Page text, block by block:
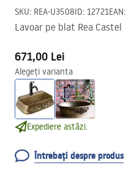
SKU: REA-U3508ID: 12721EAN:
Lavoar pe blat Rea Castel
671,00 Lei
Alegeți varianta
Expediere astăzi.
Întrebați despre produs